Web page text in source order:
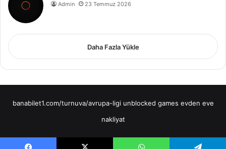
Admin 23 Temmuz 2026
Daha Fazla Yükle
banabilet1.com/turnuva/avrupa-ligi unblocked games evden eve
nakliyat